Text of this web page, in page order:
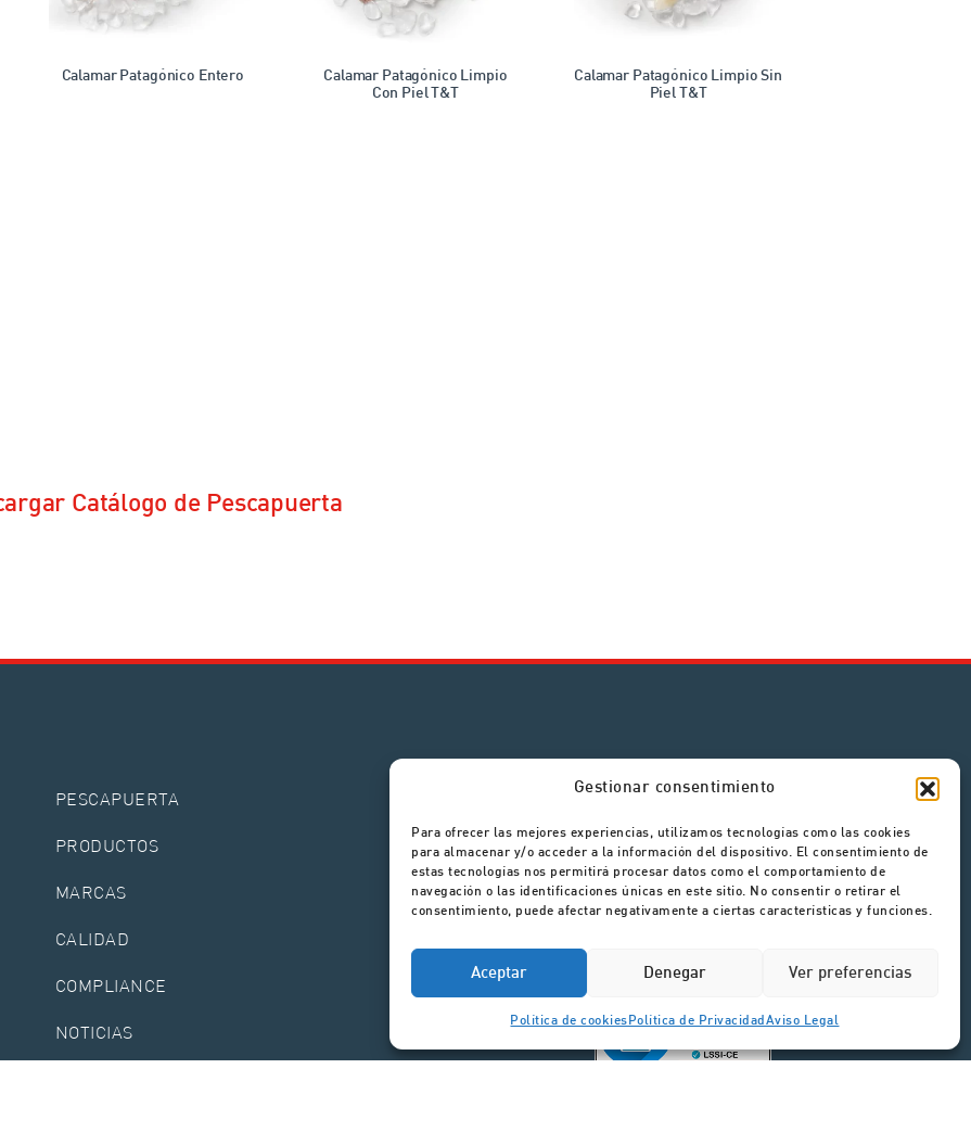
Gestionar consentimiento
Para ofrecer las mejores experiencias, utilizamos tecnologías como las cookies
para almacenar y/o acceder a la información del dispositivo. El consentimiento de
estas tecnologías nos permitirá procesar datos como el comportamiento de
navegación o las identificaciones únicas en este sitio. No consentir o retirar el
consentimiento, puede afectar negativamente a ciertas características y funciones.
Aceptar Denegar Ver preferencias
Política de cookies Política de Privacidad Aviso Legal
Calamar Patagónico Entero
Calamar Patagónico Limpio
Con Piel T&T
Calamar Patagónico Limpio Sin
Piel T&T
Catálogo de Pescapuerta
PESCAPUERTA
PRODUCTOS
MARCAS
CALIDAD
COMPLIANCE
NOTICIAS
Aviso Legal
Política de Cookies
Canal de Denuncias